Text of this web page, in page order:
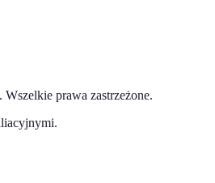
. Wszelkie prawa zastrzeżone.